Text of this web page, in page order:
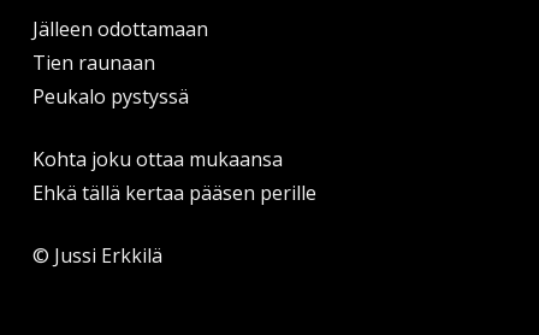
Jälleen odottamaan
Tien raunaan
Peukalo pystyssä
Kohta joku ottaa mukaansa
Ehkä tällä kertaa pääsen perille
© Jussi Erkkilä